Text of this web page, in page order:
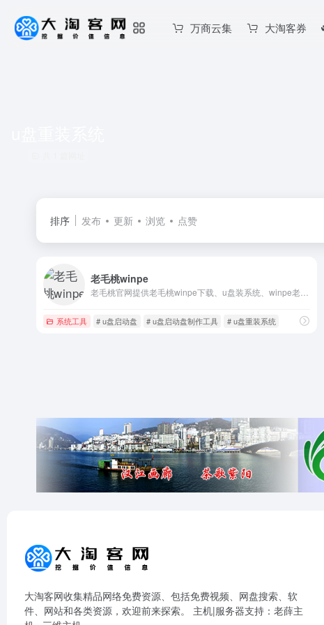
万商云集 大淘客券
排序 发布 更新 浏览 点赞
老毛桃winpe
系统工具 # u盘启动盘 # u盘启动盘制作工具 # u盘重装系统
大淘客网收集精品网络免费资源、包括免费视频、网盘搜索、软
件、网站和各类资源，欢迎前来探索。 主机|服务器支持： 老薛主